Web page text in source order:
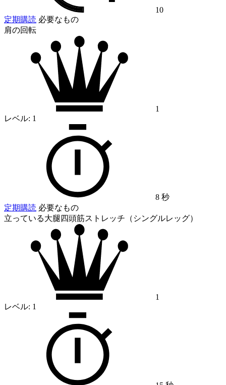
10
定期購読 必要なもの
肩の回転
1
レベル: 1
8 秒
定期購読 必要なもの
立っている大腿四頭筋ストレッチ（シングルレッグ）
1
レベル: 1